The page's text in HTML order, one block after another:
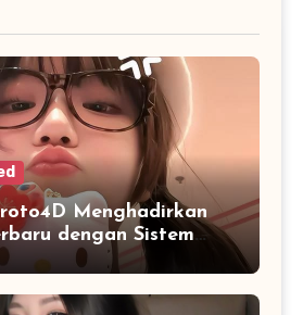
Menghadirkan
dengan Sistem